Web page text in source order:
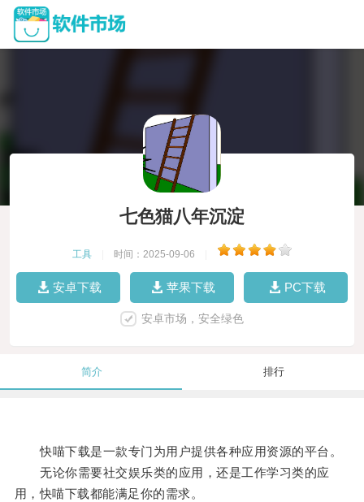
七色猫八年沉淀
工具 时间：2025-09-06
安卓下载 苹果下载 PC下载
安卓市场，安全绿色
简介 排行
快喵下载是一款专门为用户提供各种应用资源的平台。
无论你需要社交娱乐类的应用，还是工作学习类的应
用，快喵下载都能满足你的需求。